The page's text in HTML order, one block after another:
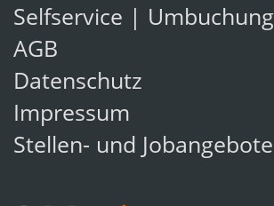
Selfservice | Umbuchung
AGB
Datenschutz
Impressum
Stellen- und Jobangebote